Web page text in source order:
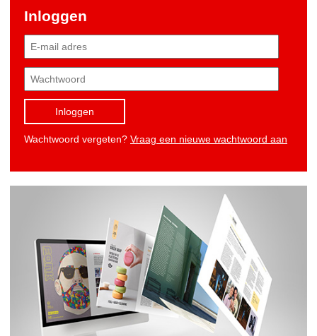
Inloggen
Inloggen
Wachtwoord vergeten? Vraag een nieuwe wachtwoord aan